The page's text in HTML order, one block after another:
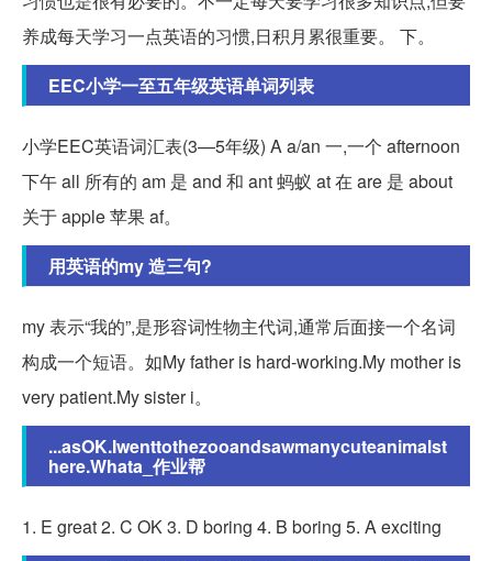
养成每天学习一点英语的习惯,日积月累很重要。 下。
EEC小学一至五年级英语单词列表
小学EEC英语词汇表(3—5年级) A a/an 一,一个 afternoon
下午 all 所有的 am 是 and 和 ant 蚂蚁 at 在 are 是 about
关于 apple 苹果 af。
用英语的my 造三句?
my 表示“我的”,是形容词性物主代词,通常后面接一个名词
构成一个短语。如My father is hard-working.My mother is
very patient.My sister i。
...asOK.Iwenttothezooandsawmanycuteanimalst
here.Whata_作业帮
1. E great 2. C OK 3. D boring 4. B boring 5. A exciting